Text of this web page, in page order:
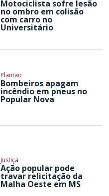
Motociclista sofre lesão
no ombro em colisão
com carro no
Universitário
Plantão
Bombeiros apagam
incêndio em pneus no
Popular Nova
Justiça
Ação popular pode
travar relicitação da
Malha Oeste em MS